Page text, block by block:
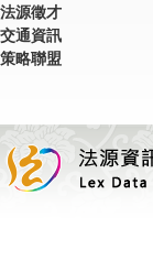
法源徵才
交通資訊
策略聯盟